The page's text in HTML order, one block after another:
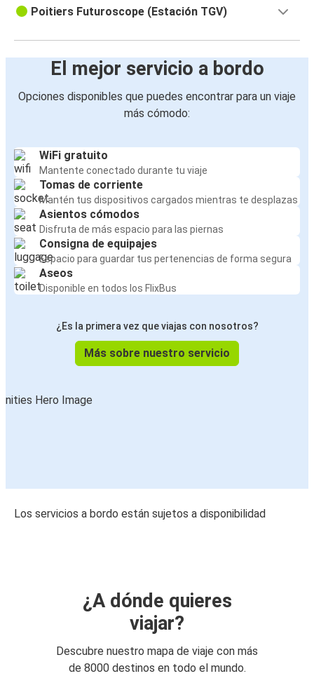
Poitiers Futuroscope (Estación TGV)
El mejor servicio a bordo
Opciones disponibles que puedes encontrar para un viaje
más cómodo:
WiFi gratuito
Mantente conectado durante tu viaje
Tomas de corriente
Mantén tus dispositivos cargados mientras te desplazas
Asientos cómodos
Disfruta de más espacio para las piernas
Consigna de equipajes
Espacio para guardar tus pertenencias de forma segura
Aseos
Disponible en todos los FlixBus
¿Es la primera vez que viajas con nosotros?
Más sobre nuestro servicio
Los servicios a bordo están sujetos a disponibilidad
¿A dónde quieres
viajar?
Descubre nuestro mapa de viaje con más
de 8000 destinos en todo el mundo.